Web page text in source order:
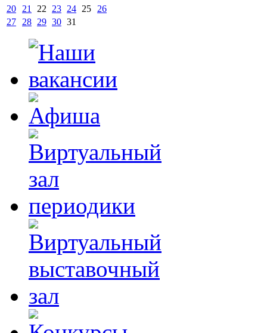
20
21 22 23 24 25
26
27
28 29 30 31